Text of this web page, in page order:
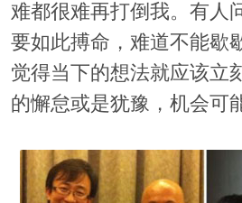
难都很难再打倒我。有人
要如此搏命，难道不能歇
觉得当下的想法就应该立
的懈怠或是犹豫，机会可